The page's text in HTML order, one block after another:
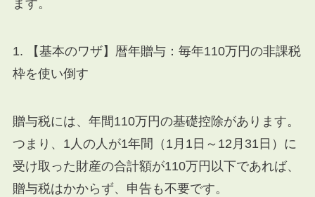
ます。
1. 【基本のワザ】暦年贈与：毎年110万円の非課税
枠を使い倒す
贈与税には、年間110万円の基礎控除があります。
つまり、1人の人が1年間（1月1日～12月31日）に
受け取った財産の合計額が110万円以下であれば、
贈与税はかからず、申告も不要です。